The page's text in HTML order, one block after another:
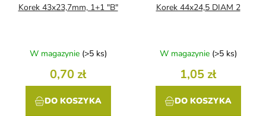
Korek 43x23,7mm, 1+1 "B"
W magazynie (>5 ks)
0,70 zł
DO KOSZYKA
Korek 44x24,5 DIAM 2
W magazynie (>5 ks)
1,05 zł
DO KOSZYKA